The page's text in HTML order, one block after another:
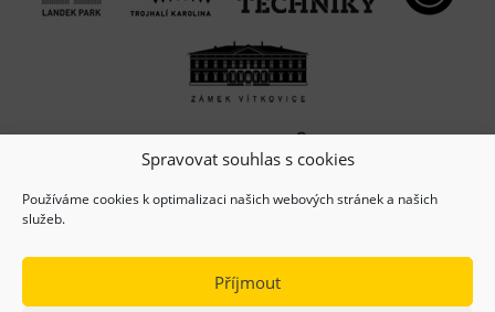
Spravovat souhlas s cookies
Používáme cookies k optimalizaci našich webových stránek a našich
služeb.
Příjmout